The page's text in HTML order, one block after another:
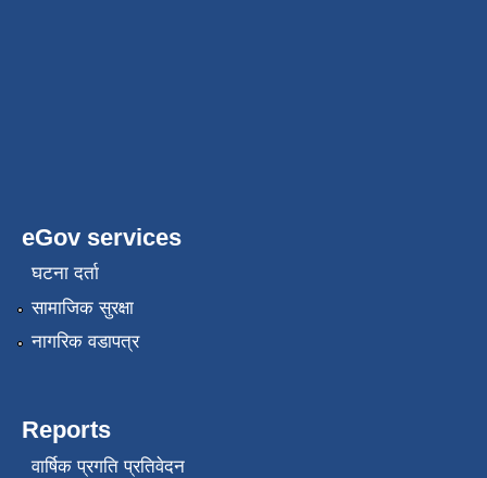
eGov services
घटना दर्ता
सामाजिक सुरक्षा
नागरिक वडापत्र
Reports
वार्षिक प्रगति प्रतिवेदन